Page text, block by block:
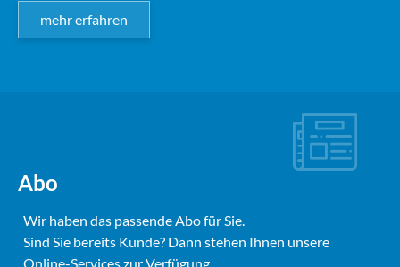
mehr erfahren
Abo
Wir haben das passende Abo für Sie.
Sind Sie bereits Kunde? Dann stehen Ihnen unsere
Online-Services zur Verfügung.